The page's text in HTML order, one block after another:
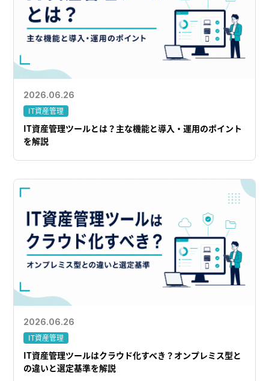
2026.06.26
IT資産管理
IT資産管理ツールとは？主な機能と導入・運用のポイント
を解説
2026.06.26
IT資産管理
IT資産管理ツールはクラウド化すべき？オンプレミス型と
の違いと選定基準を解説